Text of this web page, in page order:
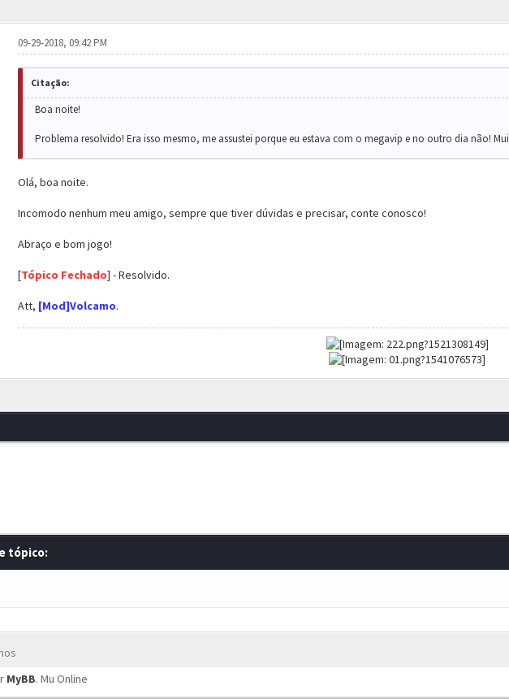
09-29-2018, 09:42 PM
Citação:
Boa noite!
Problema resolvido! Era isso mesmo, me assustei porque eu estava com o megavip e no outro dia não!
Olá, boa noite.
Incomodo nenhum meu amigo, sempre que tiver dúvidas e precisar, conte conosco!
Abraço e bom jogo!
[Tópico Fechado] - Resolvido.
Att, [Mod]Volcamo.
tópico:
MyBB.Mu Online